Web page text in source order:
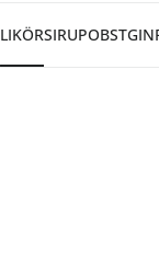
LIKÖRSIRUPOBSTGIN